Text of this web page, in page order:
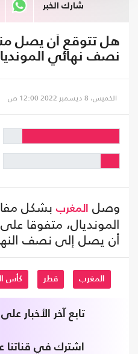
شارك الخبر
هل تتوقع أن يصل
نصف نهائي
الخميس، 8 ديسمبر 2022 12:00 ص
وصل المغرب بشكل
المونديال، متفوقا
أن يصل إلى نصف
المغرب قطر كأس
تابع آخر الأخبار
اشترك في قناتنا